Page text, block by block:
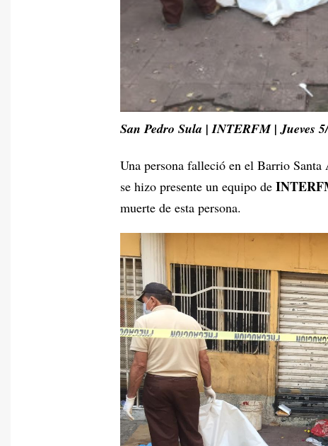
San Pedro Sula | INTERFM | Jueves
Una persona falleció en el Barrio
se hizo presente un equipo de
muerte de esta persona.